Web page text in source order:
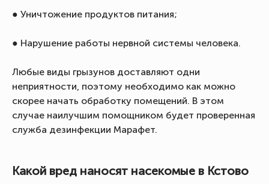
● Уничтожение продуктов питания;
● Нарушение работы нервной системы человека.
Любые виды грызунов доставляют одни
неприятности, поэтому необходимо как можно
скорее начать обработку помещений. В этом
случае наилучшим помощником будет проверенная
служба дезинфекции Марафет.
Какой вред наносят насекомые в Кстово